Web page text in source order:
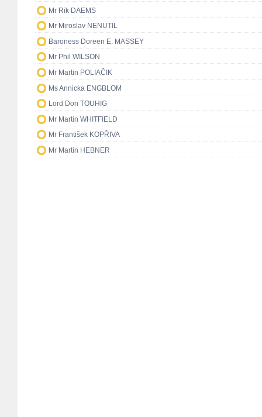
Mr Rik DAEMS
Mr Miroslav NENUTIL
Baroness Doreen E. MASSEY
Mr Phil WILSON
Mr Martin POLIAČIK
Ms Annicka ENGBLOM
Lord Don TOUHIG
Mr Martin WHITFIELD
Mr František KOPŘIVA
Mr Martin HEBNER